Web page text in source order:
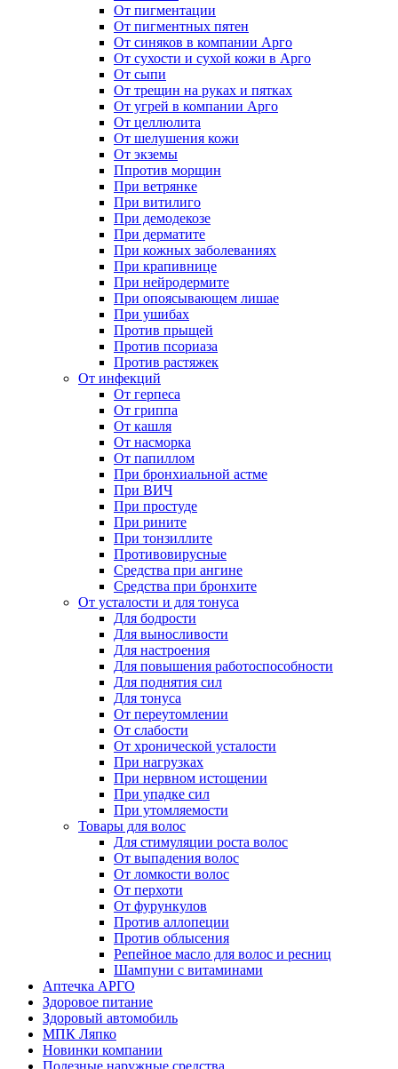
От пигментации
От пигментных пятен
От синяков в компании Арго
От сухости и сухой кожи в Арго
От сыпи
От трещин на руках и пятках
От угрей в компании Арго
От целлюлита
От шелушения кожи
От экземы
Ппротив морщин
При ветрянке
При витилиго
При демодекозе
При дерматите
При кожных заболеваниях
При крапивнице
При нейродермите
При опоясывающем лишае
При ушибах
Против прыщей
Против псориаза
Против растяжек
От инфекций
От герпеса
От гриппа
От кашля
От насморка
От папиллом
При бронхиальной астме
При ВИЧ
При простуде
При рините
При тонзиллите
Противовирусные
Средства при ангине
Средства при бронхите
От усталости и для тонуса
Для бодрости
Для выносливости
Для настроения
Для повышения работоспособности
Для поднятия сил
Для тонуса
От переутомлении
От слабости
От хронической усталости
При нагрузках
При нервном истощении
При упадке сил
При утомляемости
Товары для волос
Для стимуляции роста волос
От выпадения волос
От ломкости волос
От перхоти
От фурункулов
Против аллопеции
Против облысения
Репейное масло для волос и ресниц
Шампуни с витаминами
Аптечка АРГО
Здоровое питание
Здоровый автомобиль
МПК Ляпко
Новинки компании
Полезные наружные средства